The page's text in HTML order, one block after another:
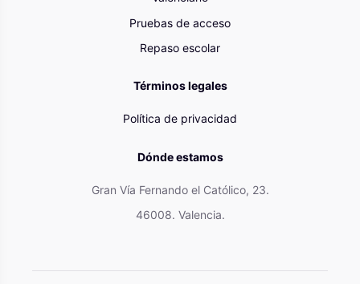
Pruebas de acceso
Repaso escolar
Términos legales
Política de privacidad
Dónde estamos
Gran Vía Fernando el Católico, 23.
46008. Valencia.